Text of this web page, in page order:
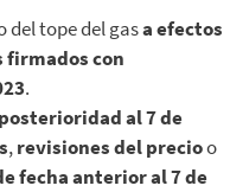
del tope del gasa efectos
con
.
al 7 de
,revisiones del precioo
fecha anterior al 7 de